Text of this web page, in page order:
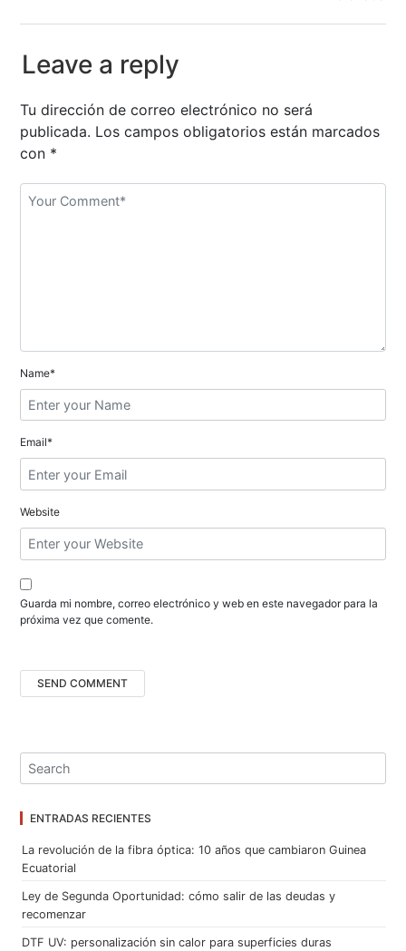
e
g
a
c
i
ó
n
t
r
a
d
a
s
Leave a reply
Tu dirección de correo electrónico no será
publicada. Los campos obligatorios están marcados
con *
Name*
Email*
Website
Guarda mi nombre, correo electrónico y web en este navegador para la
próxima vez que comente.
ENTRADAS RECIENTES
La revolución de la fibra óptica: 10 años que cambiaron Guinea
Ecuatorial
Ley de Segunda Oportunidad: cómo salir de las deudas y
recomenzar
DTF UV: personalización sin calor para superficies duras